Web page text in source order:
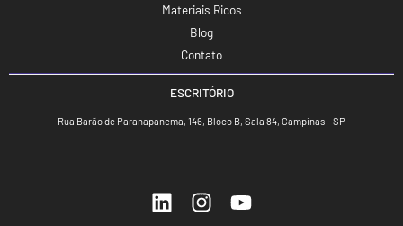
Materiais Ricos
Blog
Contato
ESCRITÓRIO
Rua Barão de Paranapanema, 146, Bloco B, Sala 84, Campinas – SP